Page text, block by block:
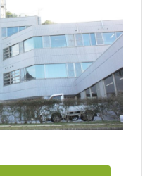
介護をともに支えてくださ
楽しみにしています。あな
ぜひ当施設で活かしてみま
迎えいたします。